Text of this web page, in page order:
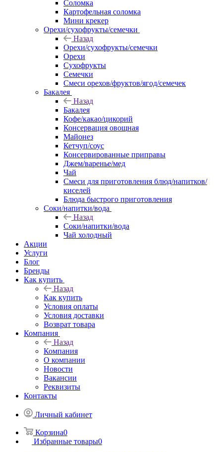
Соломка
Картофельная соломка
Мини крекер
Орехи/сухофрукты/семечки
Назад
Орехи/сухофрукты/семечки
Орехи
Сухофрукты
Семечки
Смеси орехов/фруктов/ягод/семечек
Бакалея
Назад
Бакалея
Кофе/какао/цикорий
Консервация овощная
Майонез
Кетчуп/соус
Консервированные приправы
Джем/варенье/мед
Чай
Смеси для приготовления блюд/напитков/
киселей
Блюда быстрого приготовления
Соки/напитки/вода
Назад
Соки/напитки/вода
Чай холодный
Акции
Услуги
Блог
Бренды
Как купить
Назад
Как купить
Условия оплаты
Условия доставки
Возврат товара
Компания
Назад
Компания
О компании
Новости
Вакансии
Реквизиты
Контакты
Личный кабинет
Корзина0
Избранные товары0